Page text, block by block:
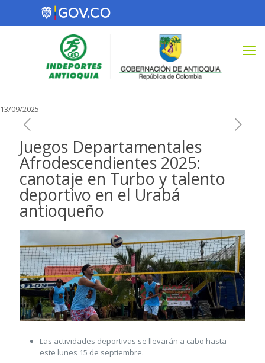
13/09/2025
Juegos Departamentales
Afrodescendientes 2025:
canotaje en Turbo y talento
deportivo en el Urabá
antioqueño
Las actividades deportivas se llevarán a cabo hasta
este lunes 15 de septiembre.